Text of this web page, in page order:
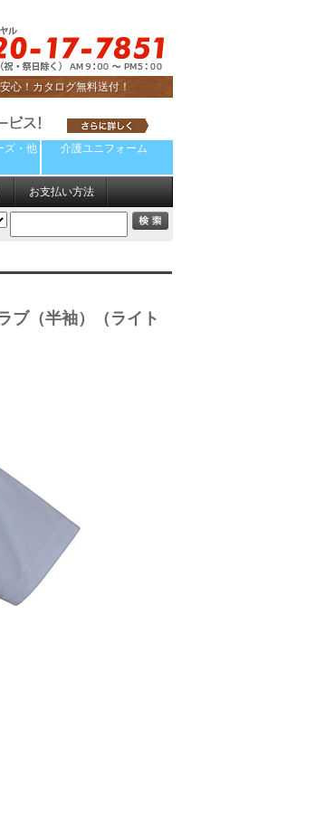
心！カタログ無料送付！
ズ・他 介護ユニフォーム
お支払い方法
ブ（半袖）（ライト